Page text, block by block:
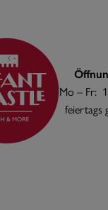
Mo – Fr:
feiertags